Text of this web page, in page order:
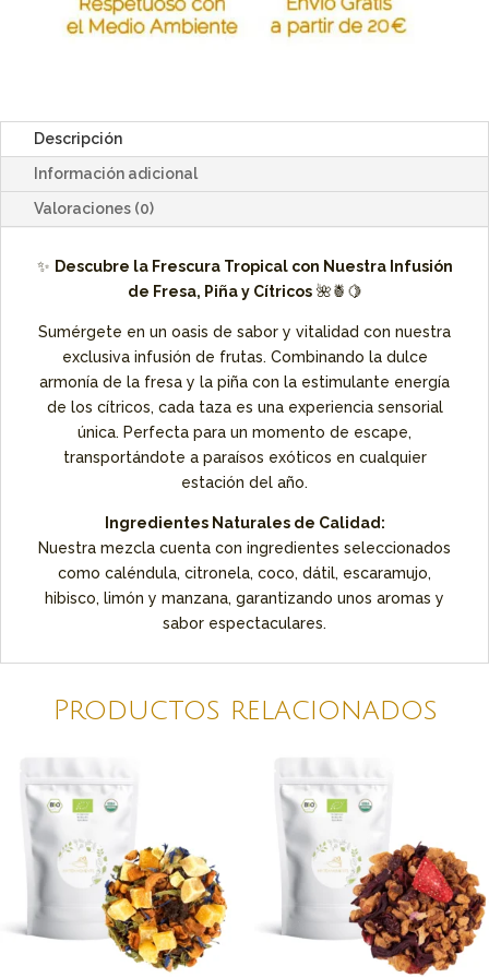
Descripción
Información adicional
Valoraciones (0)
✨ Descubre la Frescura Tropical con Nuestra Infusión
de Fresa, Piña y Cítricos🌺🍍🍋
Sumérgete en un oasis de sabor y vitalidad con nuestra
exclusiva infusión de frutas. Combinando la dulce
armonía de la fresa y la piña con la estimulante energía
de los cítricos, cada taza es una experiencia sensorial
única. Perfecta para un momento de escape,
transportándote a paraísos exóticos en cualquier
estación del año.
Ingredientes Naturales de Calidad:
Nuestra mezcla cuenta con ingredientes seleccionados
como caléndula, citronela, coco, dátil, escaramujo,
hibisco, limón y manzana, garantizando unos aromas y
sabor espectaculares.
Productos relacionados